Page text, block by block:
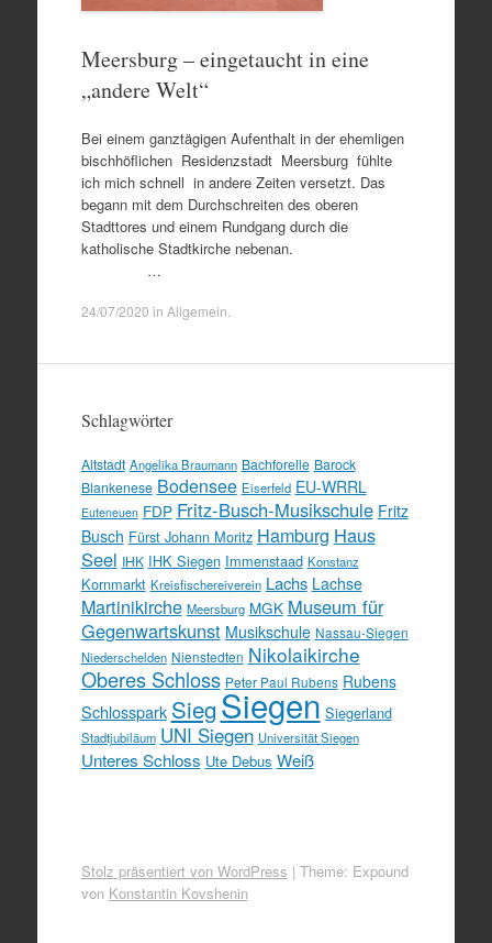
Meersburg – eingetaucht in eine
„andere Welt“
Bei einem ganztägigen Aufenthalt in der ehemligen
bischhöflichen Residenzstadt Meersburg fühlte
ich mich schnell in andere Zeiten versetzt. Das
begann mit dem Durchschreiten des oberen
Stadttores und einem Rundgang durch die
katholische Stadtkirche nebenan.
…
24/07/2020 in Allgemein
Schlagwörter
Altstadt Angelika Braumann Bachforelle Barock
Blankenese Bodensee Eiserfeld EU-WRRL
Euteneuen FDP Fritz-Busch-Musikschule Fritz
Busch Fürst Johann Moritz Hamburg Haus
Seel IHK IHK Siegen Immenstaad Konstanz
Kornmarkt Kreisfischereiverein Lachs Lachse
Martinikirche Meersburg MGK Museum für
Gegenwartskunst Musikschule Nassau-Siegen
Niederschelden Nienstedten Nikolaikirche
Oberes Schloss Peter Paul Rubens Rubens
Schlosspark SiegSiegen Siegerland
Stadtjubiläum UNI Siegen Universität Siegen
Unteres Schloss Ute Debus Weiß
Stolz präsentiert von WordPress | Theme: Expound
von Konstantin Kovshenin